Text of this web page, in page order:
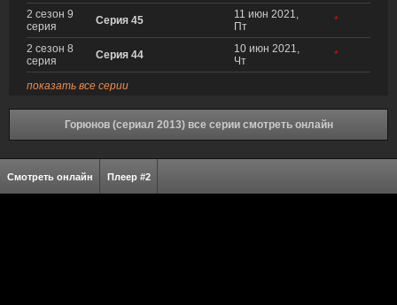
2 сезон 9
серия
Серия 45
11 июн 2021,
Пт
*
2 сезон 8
серия
Серия 44
10 июн 2021,
Чт
*
показать все серии
Горюнов (сериал 2013) все серии смотреть онлайн
Смотреть онлайн Плеер #2